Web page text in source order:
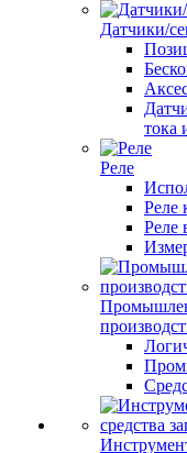
Датчики/
тока
Реле
Реле
Реле